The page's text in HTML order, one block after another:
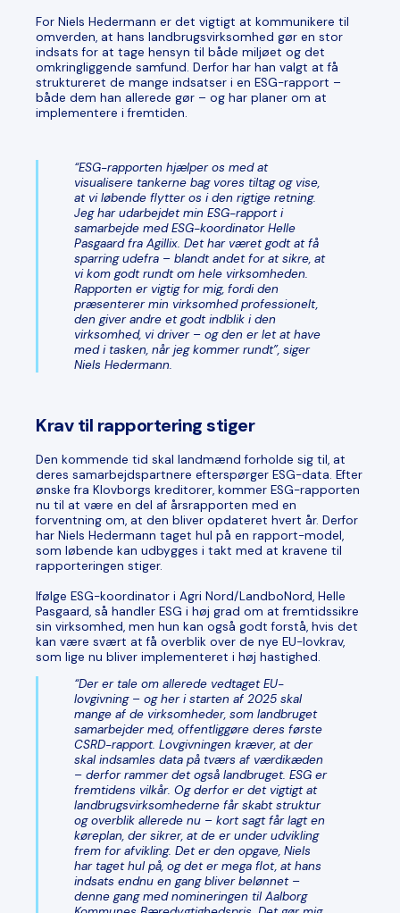
For Niels Hedermann er det vigtigt at kommunikere til
omverden, at hans landbrugsvirksomhed gør en stor
indsats for at tage hensyn til både miljøet og det
omkringliggende samfund. Derfor har han valgt at få
struktureret de mange indsatser i en ESG-rapport –
både dem han allerede gør – og har planer om at
implementere i fremtiden.
“ESG-rapporten hjælper os med at
visualisere tankerne bag vores tiltag og vise,
at vi løbende flytter os i den rigtige retning.
Jeg har udarbejdet min ESG-rapport i
samarbejde med ESG-koordinator Helle
Pasgaard fra Agillix. Det har været godt at få
sparring udefra – blandt andet for at sikre, at
vi kom godt rundt om hele virksomheden.
Rapporten er vigtig for mig, fordi den
præsenterer min virksomhed professionelt,
den giver andre et godt indblik i den
virksomhed, vi driver – og den er let at have
med i tasken, når jeg kommer rundt”, siger
Niels Hedermann.
Krav til rapportering stiger
Den kommende tid skal landmænd forholde sig til, at
deres samarbejdspartnere efterspørger ESG-data. Efter
ønske fra Klovborgs kreditorer, kommer ESG-rapporten
nu til at være en del af årsrapporten med en
forventning om, at den bliver opdateret hvert år. Derfor
har Niels Hedermann taget hul på en rapport-model,
som løbende kan udbygges i takt med at kravene til
rapporteringen stiger.
Ifølge ESG-koordinator i Agri Nord/LandboNord, Helle
Pasgaard, så handler ESG i høj grad om at fremtidssikre
sin virksomhed, men hun kan også godt forstå, hvis det
kan være svært at få overblik over de nye EU-lovkrav,
som lige nu bliver implementeret i høj hastighed.
“Der er tale om allerede vedtaget EU-
lovgivning – og her i starten af 2025 skal
mange af de virksomheder, som landbruget
samarbejder med, offentliggøre deres første
CSRD-rapport. Lovgivningen kræver, at der
skal indsamles data på tværs af værdikæden
– derfor rammer det også landbruget. ESG er
fremtidens vilkår. Og derfor er det vigtigt at
landbrugsvirksomhederne får skabt struktur
og overblik allerede nu – kort sagt får lagt en
køreplan, der sikrer, at de er under udvikling
frem for afvikling. Det er den opgave, Niels
har taget hul på, og det er mega flot, at hans
indsats endnu en gang bliver belønnet –
denne gang med nomineringen til Aalborg